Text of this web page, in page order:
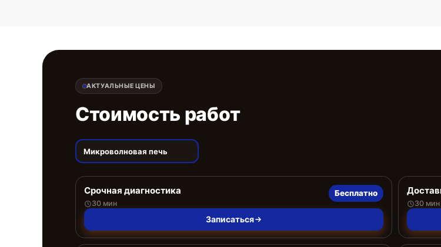
АКТУАЛЬНЫЕ ЦЕНЫ
Стоимость работ
Микроволновая печь
Срочная диагностика
30 мин
Бесплатно
Записаться
30 мин